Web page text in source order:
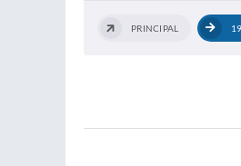
PRINCIPAL